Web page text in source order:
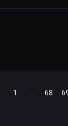
1 ... 68